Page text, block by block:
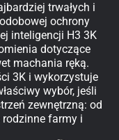
trwałych i
ochrony
inteligencji H3 3K
dotyczące
machania ręką.
3K i wykorzystuje
wybór, jeśli
zewnętrzną: od
farmy i